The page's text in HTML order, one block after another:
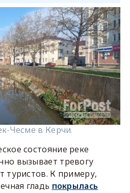
Чесме в Керчи.
состояние реке
вызывает тревогу
туристов. К примеру,
гладь покрылась